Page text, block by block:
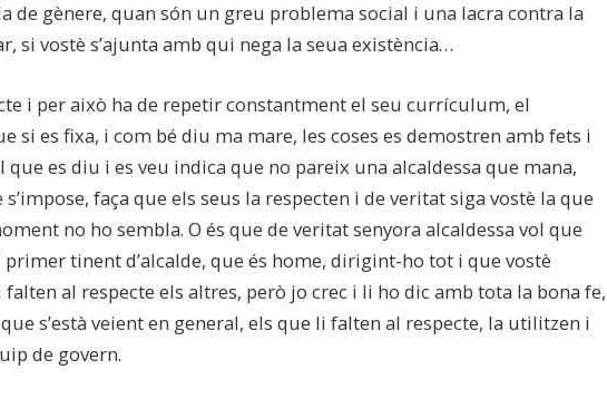
de gènere, quan són un greu problema social i una lacra contra la
si vostè s’ajunta amb qui nega la seua existència…
i per això ha de repetir constantment el seu currículum, el
si es fixa, i com bé diu ma mare, les coses es demostren amb fets i
es diu i es veu indica que no pareix una alcaldessa que mana,
faça que els seus la respecten i de veritat siga vostè la que
no ho sembla. O és que de veritat senyora alcaldessa vol que
primer tinent d’alcalde, que és home, dirigint-ho tot i que vostè
al respecte els altres, però jo crec i li ho dic amb tota la bona fe,
s’està veient en general, els que li falten al respecte, la utilitzen i
de govern.